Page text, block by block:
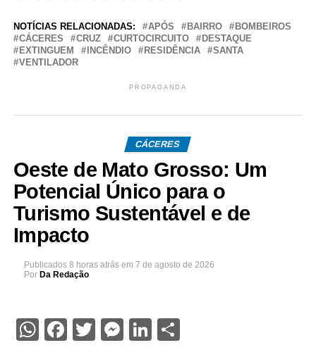
NOTÍCIAS RELACIONADAS: APÓS BAIRRO
BOMBEIROS
CÁCERES
CRUZ CURTOCIRCUITO
DESTAQUE
EXTINGUEM
INCÊNDIO RESIDÊNCIA
SANTA
VENTILADOR
PROPAGANDA
CÁCERES
Oeste de Mato Grosso: Um
Potencial Único para o
Turismo Sustentável e de
Impacto
Publicados 8 horas atrás em 7 de agosto de 2026
Por Da Redação
WhatsApp
Facebook
Twitter
Messenger
LinkedIn
Share